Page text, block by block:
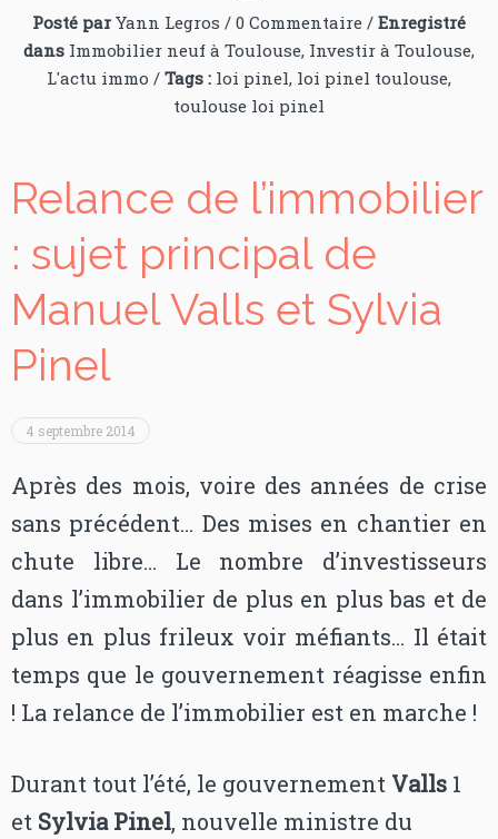
Posté par Yann Legros / 0 Commentaire / Enregistré
dans Immobilier neuf à Toulouse, Investir à Toulouse,
L'actu immo / Tags : loi pinel, loi pinel toulouse,
toulouse loi pinel
Relance de l’immobilier
: sujet principal de
Manuel Valls et Sylvia
Pinel
4 septembre 2014
Après des mois, voire des années de crise
sans précédent… Des mises en chantier en
chute libre… Le nombre d’investisseurs
dans l’immobilier de plus en plus bas et de
plus en plus frileux voir méfiants… Il était
temps que le gouvernement réagisse enfin
! La relance de l’immobilier est en marche !
Durant tout l’été, le gouvernement Valls 1
et Sylvia Pinel, nouvelle ministre du